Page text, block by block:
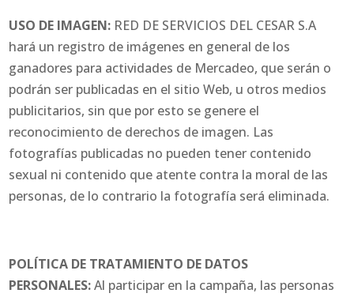
USO DE IMAGEN: RED DE SERVICIOS DEL CESAR S.A
hará un registro de imágenes en general de los
ganadores para actividades de Mercadeo, que serán o
podrán ser publicadas en el sitio Web, u otros medios
publicitarios, sin que por esto se genere el
reconocimiento de derechos de imagen. Las
fotografías publicadas no pueden tener contenido
sexual ni contenido que atente contra la moral de las
personas, de lo contrario la fotografía será eliminada.
POLÍTICA DE TRATAMIENTO DE DATOS
PERSONALES:Al participar en la campaña, las personas